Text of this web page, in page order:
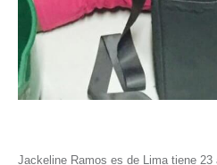
Jackeline Ramos es de Lima tiene